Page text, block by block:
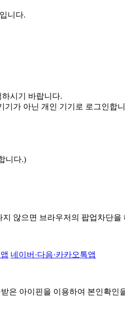
니다.
하시기 바랍니다.
기가 아닌 개인 기기로 로그인합
니다.)
않으면 브라우저의 팝업차단을
네이버·다음·카카오톡앱
은 아이핀을 이용하여 본인확인